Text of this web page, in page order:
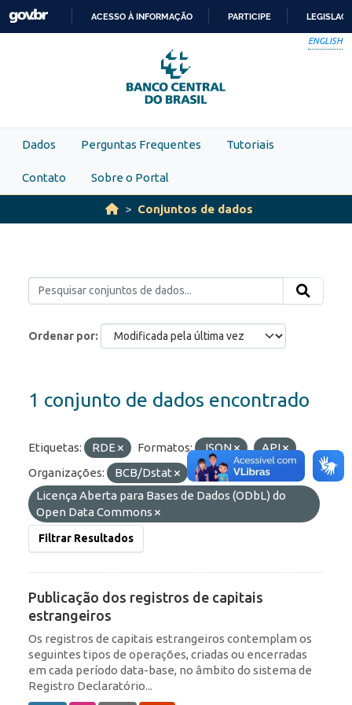
Skip to main content
PARA
O
CONTEÚDO
ACESSO À INFORMAÇÃO PARTICIPE
ENGLISH
Dados Perguntas Frequentes Tutoriais
Contato Sobre o Portal
Conjuntos de dados
Ordenar por
1 conjunto de dados encontrado
Etiquetas: RDE Formatos: JSON
API
Organizações:
BCB/Dstat
Licenças:
Licença Aberta para Bases de Dados (ODbL) do
Open Data Commons
Filtrar Resultados
Publicação dos registros de capitais
estrangeiros
Os registros de capitais estrangeiros contemplam os
seguintes tipos de operações, criadas ou encerradas
em cada período data-base, no âmbito do sistema de
Registro Declaratório...